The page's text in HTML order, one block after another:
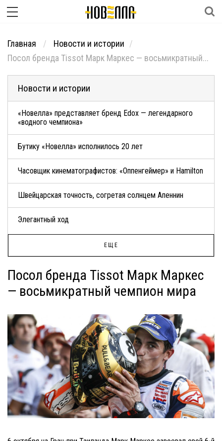
Главная
Новости и истории
Посол бренда Tissot Марк Маркес — восьмикратный...
Новости и истории
«Новелла» представляет бренд Edox — легендарного
«водного чемпиона»
Бутику «Новелла» исполнилось 20 лет
Часовщик кинематографистов: «Оппенгеймер» и Hamilton
Швейцарская точность, согретая солнцем Апеннин
Элегантный ход
ЕЩЕ
Посол бренда Tissot Марк Маркес
— восьмикратный чемпион мира